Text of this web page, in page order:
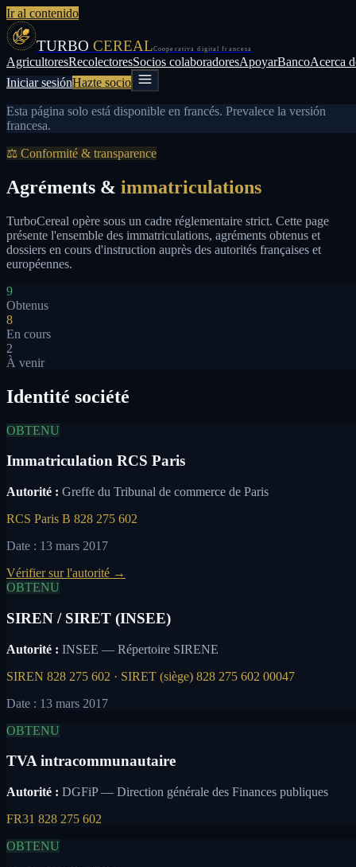
Ir al contenido
TURBO CEREALCooperativa digital francesa
AgricultoresRecolectoresSocios colaboradoresApoyarBancoAcerca
Iniciar sesiónHazte socio
Esta página solo está disponible en francés. Prevalece la versión
francesa.
⚖ Conformité & transparence
Agréments & immatriculations
TurboCereal opère sous un cadre réglementaire strict. Cette page
présente l'ensemble des immatriculations, agréments obtenus et
dossiers en cours d'instruction auprès des autorités françaises et
européennes.
9
Obtenus
8
En cours
2
À venir
Identité société
OBTENU
Immatriculation RCS Paris
Autorité : Greffe du Tribunal de commerce de Paris
RCS Paris B 828 275 602
Date : 13 mars 2017
Vérifier sur l'autorité →
OBTENU
SIREN / SIRET (INSEE)
Autorité : INSEE — Répertoire SIRENE
SIREN 828 275 602 · SIRET (siège) 828 275 602 00047
Date : 13 mars 2017
OBTENU
TVA intracommunautaire
Autorité : DGFiP — Direction générale des Finances publiques
FR31 828 275 602
OBTENU